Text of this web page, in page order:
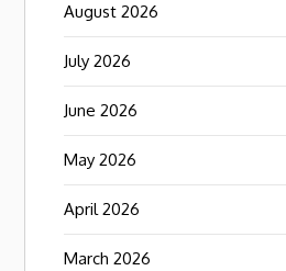
August 2026
July 2026
June 2026
May 2026
April 2026
March 2026